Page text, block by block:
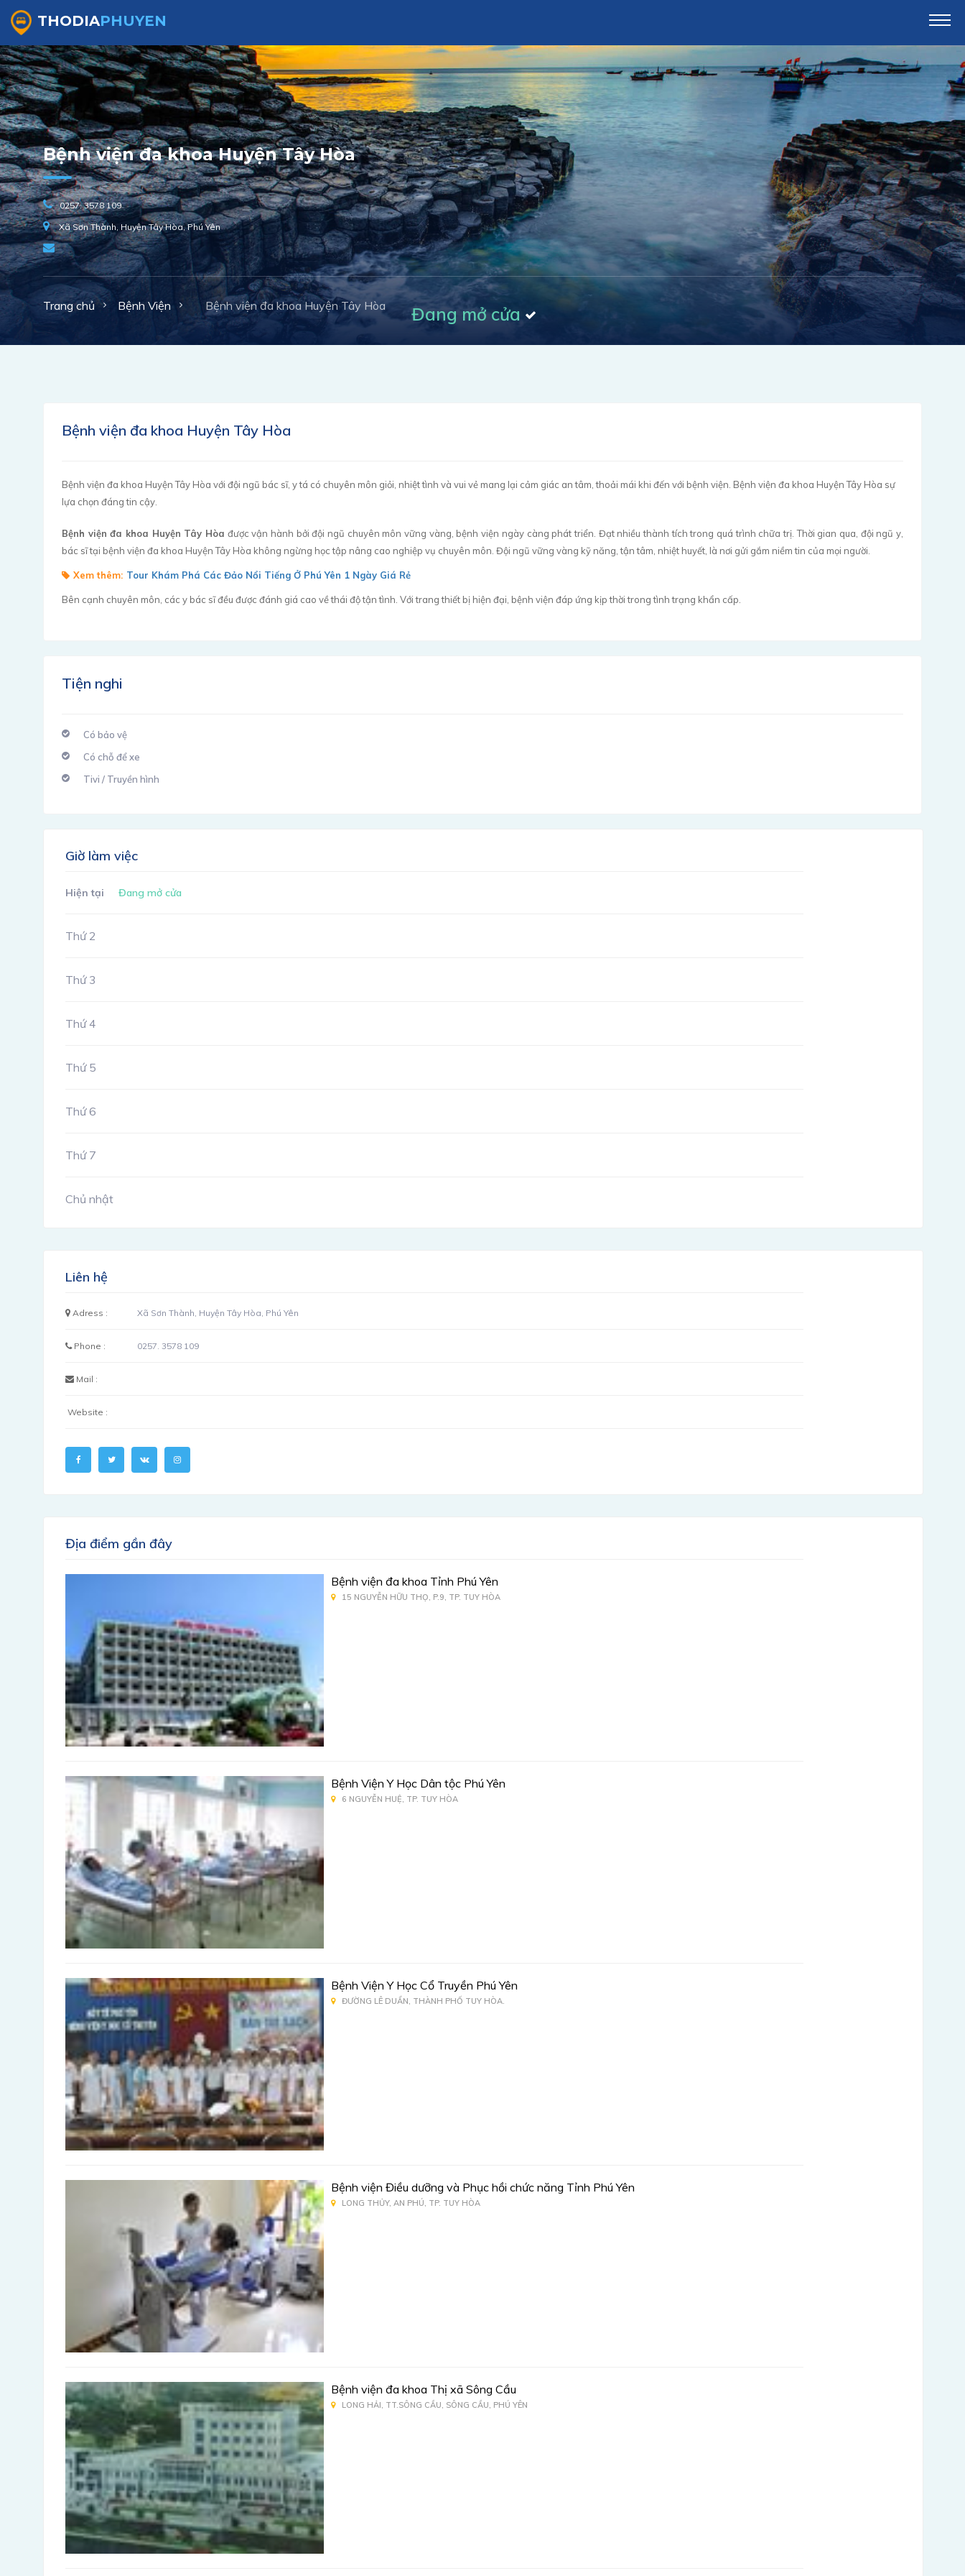
THODIAPHUYEN
Bệnh viện đa khoa Huyện Tây Hòa
0257. 3578 109
Xã Sơn Thành, Huyện Tây Hòa, Phú Yên
Trang chủ Bệnh Viện Bệnh viện đa khoa Huyện Tây Hòa Đang mở cửa
Bệnh viện đa khoa Huyện Tây Hòa
Bệnh viện đa khoa Huyện Tây Hòa với đội ngũ bác sĩ, y tá có chuyên môn giỏi, nhiệt tình và vui vẻ mang lại cảm giác an tâm, thoải mái khi đến với bệnh viện. Bệnh viện đa khoa Huyện Tây Hòa sự
lựa chọn đáng tin cậy.
Bệnh viện đa khoa Huyện Tây Hòa được vận hành bởi đội ngũ chuyên môn vững vàng, bệnh viện ngày càng phát triển. Đạt nhiều thành tích trong quá trình chữa trị. Thời gian qua, đội ngũ y,
bác sĩ tại bệnh viện đa khoa Huyện Tây Hòa không ngừng học tập nâng cao nghiệp vụ chuyên môn. Đội ngũ vững vàng kỹ năng, tận tâm, nhiệt huyết, là nơi gửi gắm niềm tin của mọi người.
Xem thêm: Tour Khám Phá Các Đảo Nổi Tiếng Ở Phú Yên 1 Ngày Giá Rẻ
Bên cạnh chuyên môn, các y bác sĩ đều được đánh giá cao về thái độ tận tình. Với trang thiết bị hiện đại, bệnh viện đáp ứng kịp thời trong tình trạng khẩn cấp.
Tiện nghi
Có bảo vệ
Có chỗ để xe
Tivi / Truyền hình
Giờ làm việc
Hiện tại Đang mở cửa
Thứ 2
Thứ 3
Thứ 4
Thứ 5
Thứ 6
Thứ 7
Chủ nhật
Liên hệ
Adress : Xã Sơn Thành, Huyện Tây Hòa, Phú Yên
Phone : 0257. 3578 109
Mail :
Website :
Địa điểm gần đây
Bệnh viện đa khoa Tỉnh Phú Yên
15 NGUYỄN HỮU THỌ, P.9, TP. TUY HÒA
Bệnh Viện Y Học Dân tộc Phú Yên
6 NGUYỄN HUỆ, TP. TUY HÒA
Bệnh Viện Y Học Cổ Truyền Phú Yên
ĐƯỜNG LÊ DUẨN, THÀNH PHỐ TUY HÒA.
Bệnh viện Điều dưỡng và Phục hồi chức năng Tỉnh Phú Yên
LONG THỦY, AN PHÚ, TP. TUY HÒA
Bệnh viện đa khoa Thị xã Sông Cầu
LONG HẢI, TT.SÔNG CẦU, SÔNG CẦU, PHÚ YÊN